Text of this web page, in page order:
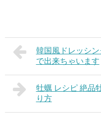
韓国風ドレッシ
で出来ちゃいます
牡蠣 レシピ 絶品
り方